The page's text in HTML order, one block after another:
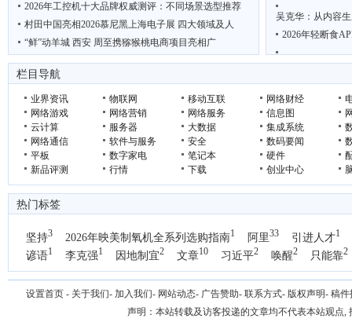
2026年工控机十大品牌权威测评：不同场景选型推荐
村田中国亮相2026慕尼黑上海电子展 四大领域及人
“鲜”动羊城 西安 周至携猕猴桃电商项目亮相广
2026优质智慧驿站厂家推荐
吴克华：从内容
2026年轻断食
联想AI主机MINI/
聚龙汇刘睿带学
栏目导航
业界资讯 物联网 移动互联 网络财经
网络游戏
网络营销 网络服务 信息图
云计算
服务器 大数据 集成系统
网络通信
软件与服务 安全 数码要闻
平板
数字家电 笔记本 硬件
新品评测
行情 下载 创业中心
热门标签
坚持3 2026年映美制氧机全系列选购指南1 阿里33 引进人才1
谚语1 李克强1 因地制宜2 文章10 习近平2 唤醒2 只能靠2
国办1
设置首页 - 关于我们- 加入我们- 网站动态- 广告赞助- 联系方式- 版权声明- 稿件
声明：本站转载及访客投递的文章均不代表本站观点